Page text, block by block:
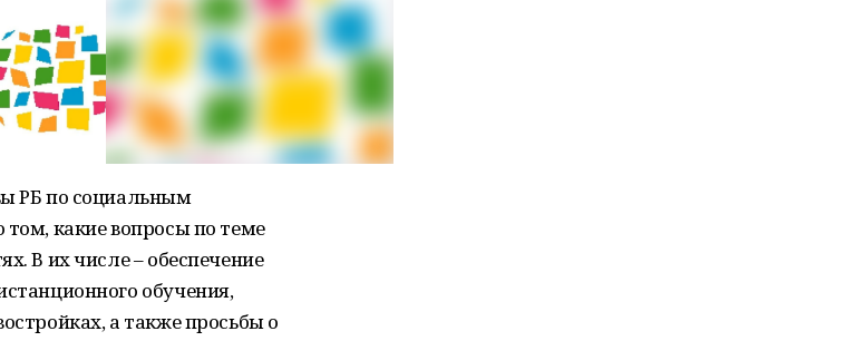
РБ по социальным
какие вопросы по теме
В их числе – обеспечение
обучения,
а также просьбы о